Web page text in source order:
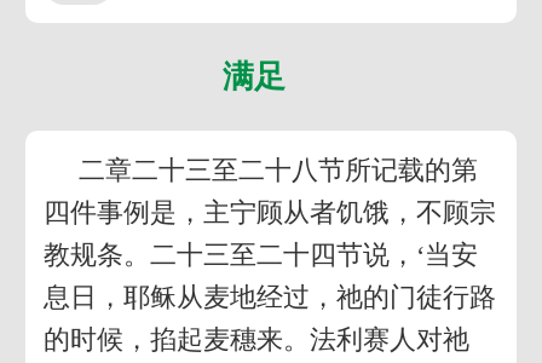
满足
二章二十三至二十八节所记载的第
四件事例是，主宁顾从者饥饿，不顾宗
教规条。二十三至二十四节说，‘当安
息日，耶稣从麦地经过，祂的门徒行路
的时候，掐起麦穗来。法利赛人对祂